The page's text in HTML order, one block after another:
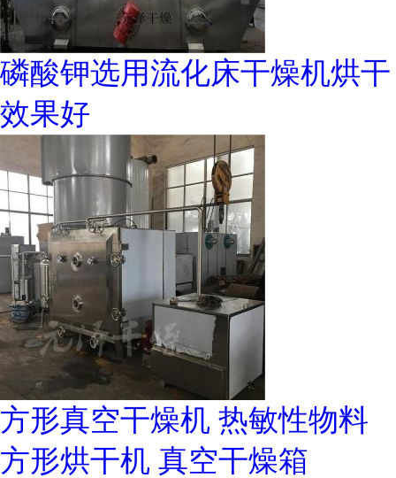
磷酸钾选用流化床干燥机烘干
效果好
方形真空干燥机 热敏性物料
方形烘干机 真空干燥箱